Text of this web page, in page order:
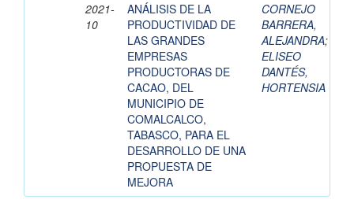
2021-
10
ANÁLISIS DE LA
PRODUCTIVIDAD DE
LAS GRANDES
EMPRESAS
PRODUCTORAS DE
CACAO, DEL
MUNICIPIO DE
COMALCALCO,
TABASCO, PARA EL
DESARROLLO DE UNA
PROPUESTA DE
MEJORA
CORNEJO
BARRERA,
ALEJANDRA;
ELISEO
DANTÉS,
HORTENSIA